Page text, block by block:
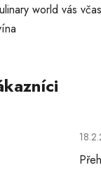
world vás
5 hvězdiček.